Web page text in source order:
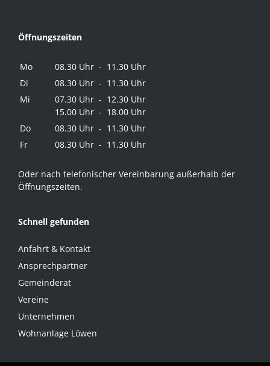
Öffnungszeiten
Mo
08.30 Uhr - 11.30 Uhr
Di
08.30 Uhr - 11.30 Uhr
Mi
07.30 Uhr - 12.30 Uhr
15.00 Uhr - 18.00 Uhr
Do
08.30 Uhr - 11.30 Uhr
Fr
08.30 Uhr - 11.30 Uhr
Oder nach telefonischer Vereinbarung außerhalb der
Öffnungszeiten.
Schnell gefunden
Anfahrt & Kontakt
Ansprechpartner
Gemeinderat
Vereine
Unternehmen
Wohnanlage Löwen